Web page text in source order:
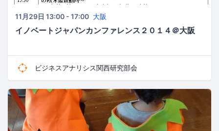
11月29日 13:00 - 17:00 大阪
イノベートジャパンカンファレンス２０１４＠大阪
ビジネスアナリシス関西研究部会